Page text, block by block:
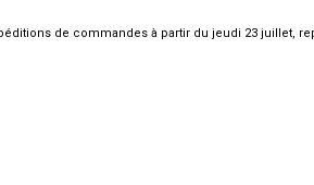
de commandes à partir du jeudi 23 juillet,